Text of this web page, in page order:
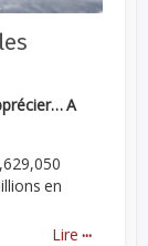
A
en
Lire ...